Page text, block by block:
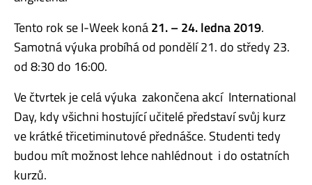
Tento rok se I-Week koná21. – 24. ledna 2019.
Samotná výuka probíhá od pondělí 21. do středy 23.
od 8:30 do 16:00.
Ve čtvrtek je celá výuka zakončena akcí International
Day, kdy všichni hostující učitelé představí svůj kurz
ve krátké třicetiminutové přednášce. Studenti tedy
budou mít možnost lehce nahlédnout i do ostatních
kurzů.